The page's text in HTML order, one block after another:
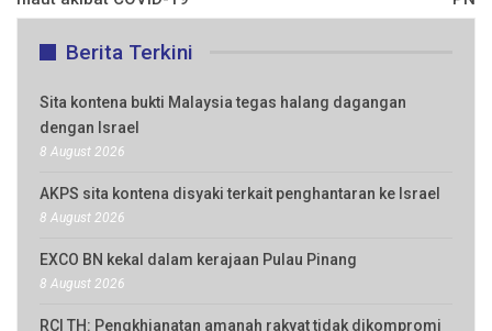
Berita Terkini
Sita kontena bukti Malaysia tegas halang dagangan
dengan Israel
8 August 2026
AKPS sita kontena disyaki terkait penghantaran ke Israel
8 August 2026
EXCO BN kekal dalam kerajaan Pulau Pinang
8 August 2026
RCI TH: Pengkhianatan amanah rakyat tidak dikompromi